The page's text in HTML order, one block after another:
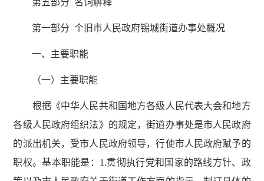
第五部分 名词解释
第一部分 个旧市人民政府锡城街道办事处概况
一、主要职能
（一）主要职能
根据《中华人民共和国地方各级人民代表大会和地方
各级人民政府组织法》的规定，街道办事处是市人民政府
的派出机关，受市人民政府领导，行使市人民政府赋予的
职权。基本职能是：1.贯彻执行党和国家的路线方针、政